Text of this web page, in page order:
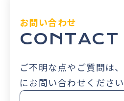
お問い合わせ
CONTACT
ご不明な点やご質問は
にお問い合わせください